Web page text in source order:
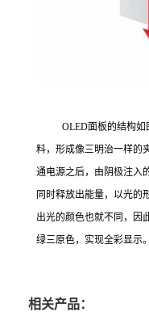
OLED面板的结构
料，形成像三明治一样的
通电源之后，由阴极注入
同时释放出能量，以光的
出光的颜色也就不同，因
绿三原色，实现全彩显示。
相关产品：